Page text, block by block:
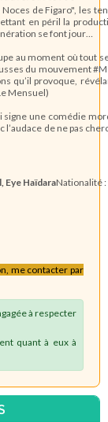
de Figaro", les
en péril la
se font jour…
au moment où tout
du mouvement
qu’il provoque,
Mensuel)
signe une comédie
de ne pas
Eye HaïdaraNationalité :
me contacter par
à respecter
quant à eux à